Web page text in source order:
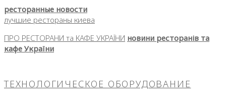
ресторанные новости
лучшие рестораны киева
ПРО РЕСТОРАНИ та КАФЕ УКРАЇНИ новини ресторанів та
кафе України
ТЕХНОЛОГИЧЕСКОЕ ОБОРУДОВАНИЕ